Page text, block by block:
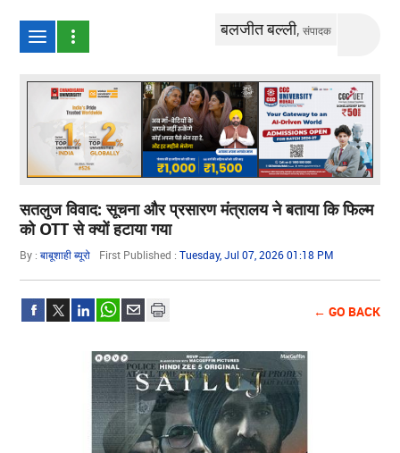
बलजीत बल्ली,संपादक
सतलुज विवाद: सूचना और प्रसारण मंत्रालय ने बताया कि फिल्म
को OTT से क्यों हटाया गया
By :बाबूशाही ब्यूरो First Published :Tuesday, Jul 07, 2026 01:18 PM
← GO BACK